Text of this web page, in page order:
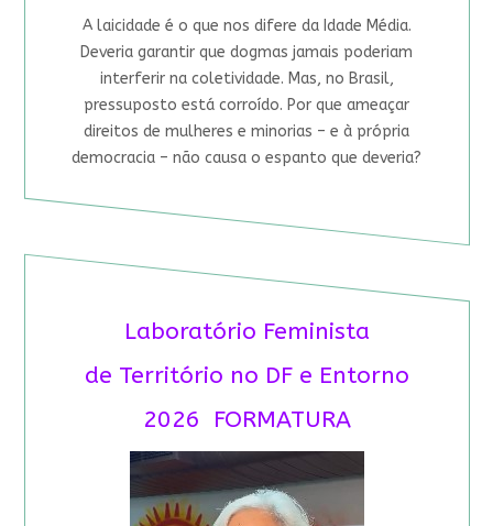
A laicidade é o que nos difere da Idade Média.
Deveria garantir que dogmas jamais poderiam
interferir na coletividade. Mas, no Brasil,
pressuposto está corroído. Por que ameaçar
direitos de mulheres e minorias – e à própria
democracia – não causa o espanto que deveria?
Laboratório Feminista
de Território no DF e Entorno
2026 FORMATURA